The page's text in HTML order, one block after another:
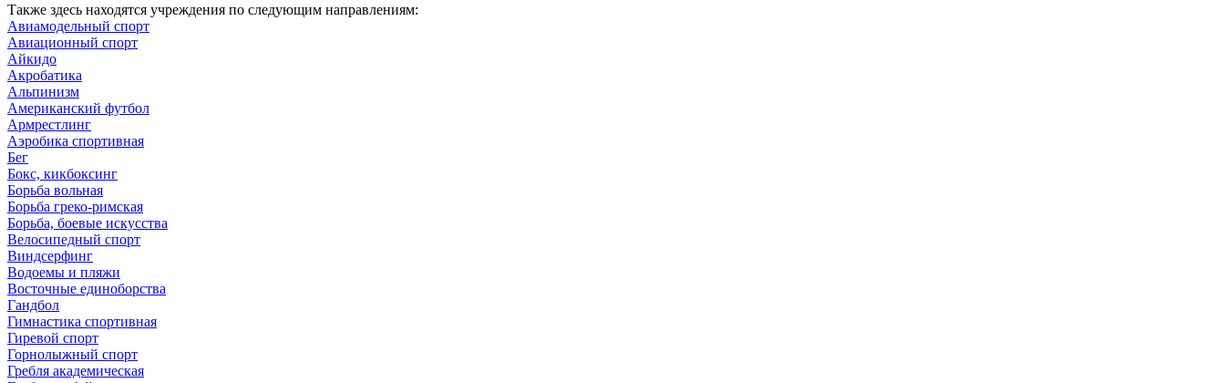
Также здесь находятся учреждения по следующим направлениям:
Авиамодельный спорт
Авиационный спорт
Айкидо
Акробатика
Альпинизм
Американский футбол
Армрестлинг
Аэробика спортивная
Бег
Бокс, кикбоксинг
Борьба вольная
Борьба греко-римская
Борьба, боевые искусства
Велосипедный спорт
Виндсерфинг
Водоемы и пляжи
Восточные единоборства
Гандбол
Гимнастика спортивная
Гиревой спорт
Горнолыжный спорт
Гребля академическая